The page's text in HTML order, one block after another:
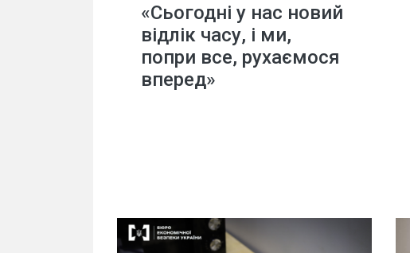
«Сьогодні у нас новий
відлік часу, і ми,
попри все, рухаємося
вперед»